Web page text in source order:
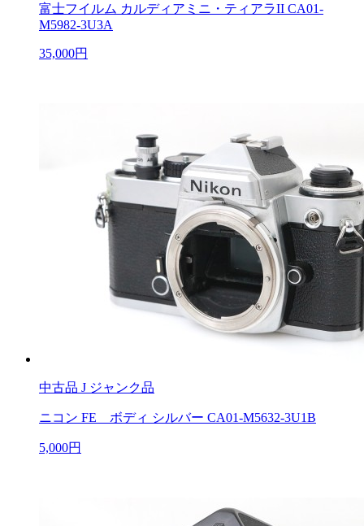
富士フイルム カルディアミニ・ティアラII CA01-
M5982-3U3A
35,000円
中古品 J ジャンク品
ニコン FE ボディ シルバー CA01-M5632-3U1B
5,000円